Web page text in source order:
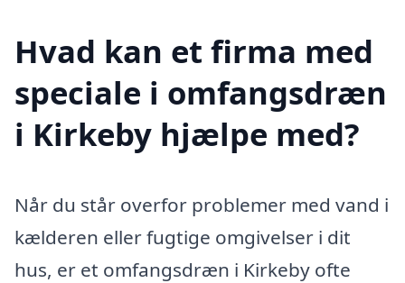
Hvad kan et firma med
speciale i omfangsdræn
i Kirkeby hjælpe med?
Når du står overfor problemer med vand i
kælderen eller fugtige omgivelser i dit
hus, er et omfangsdræn i Kirkeby ofte